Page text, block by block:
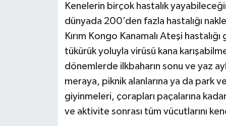
Kenelerin birçok hastalık
dünyada 200’den fazla hastalığı
Kırım Kongo Kanamalı Ateşi
tükürük yoluyla virüsü kana
dönemlerde ilkbaharın sonu ve yaz
meraya, piknik alanlarına ya da park
giyinmeleri, çorapları paçalarına
ve aktivite sonrası tüm vücutlarını